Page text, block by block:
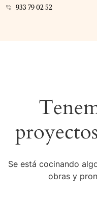
933 79 02 52
Se está cocinando
obras y